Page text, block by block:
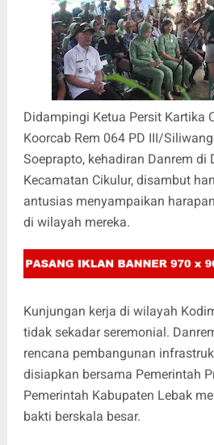
Didampingi Ketua Persit Kartika
Koorcab Rem 064 PD III/
Soeprapto, kehadiran Danrem di
Kecamatan Cikulur, disambut
antusias menyampaikan
di wilayah mereka.
Kunjungan kerja di wilayah
tidak sekadar seremonial.
rencana pembangunan
disiapkan bersama Pemerintah
Pemerintah Kabupaten Lebak
bakti berskala besar.